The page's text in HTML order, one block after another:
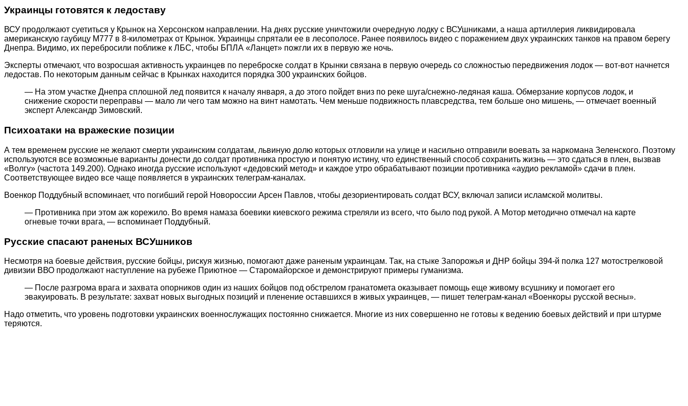
Украинцы готовятся к ледоставу
ВСУ продолжают суетиться у Крынок на Херсонском направлении. На днях русские уничтожили очередную лодку с ВСУшниками, а наша артиллерия ликвидировала
американскую гаубицу M777 в 8-километрах от Крынок. Украинцы спрятали ее в лесополосе. Ранее появилось видео с поражением двух украинских танков на правом берегу
Днепра. Видимо, их перебросили поближе к ЛБС, чтобы БПЛА «Ланцет» пожгли их в первую же ночь.
Эксперты отмечают, что возросшая активность украинцев по переброске солдат в Крынки связана в первую очередь со сложностью передвижения лодок — вот-вот начнется
ледостав. По некоторым данным сейчас в Крынках находится порядка 300 украинских бойцов.
— На этом участке Днепра сплошной лед появится к началу января, а до этого пойдет вниз по реке шуга/снежно-ледяная каша. Обмерзание корпусов лодок, и
снижение скорости переправы — мало ли чего там можно на винт намотать. Чем меньше подвижность плавсредства, тем больше оно мишень, — отмечает военный
эксперт Александр Зимовский.
Психоатаки на вражеские позиции
А тем временем русские не желают смерти украинским солдатам, львиную долю которых отловили на улице и насильно отправили воевать за наркомана Зеленского. Поэтому
используются все возможные варианты донести до солдат противника простую и понятую истину, что единственный способ сохранить жизнь — это сдаться в плен, вызвав
«Волгу» (частота 149.200). Однако иногда русские используют «дедовский метод» и каждое утро обрабатывают позиции противника «аудио рекламой» сдачи в плен.
Соответствующее видео все чаще появляется в украинских телеграм-каналах.
Военкор Поддубный вспоминает, что погибший герой Новороссии Арсен Павлов, чтобы дезориентировать солдат ВСУ, включал записи исламской молитвы.
— Противника при этом аж корежило. Во время намаза боевики киевского режима стреляли из всего, что было под рукой. А Мотор методично отмечал на карте
огневые точки врага, — вспоминает Поддубный.
Русские спасают раненых ВСУшников
Несмотря на боевые действия, русские бойцы, рискуя жизнью, помогают даже раненым украинцам. Так, на стыке Запорожья и ДНР бойцы 394-й полка 127 мотострелковой
дивизии ВВО продолжают наступление на рубеже Приютное — Старомайорское и демонстрируют примеры гуманизма.
— После разгрома врага и захвата опорников один из наших бойцов под обстрелом гранатомета оказывает помощь еще живому всушнику и помогает его
эвакуировать. В результате: захват новых выгодных позиций и пленение оставшихся в живых украинцев, — пишет телеграм-канал «Военкоры русской весны».
Надо отметить, что уровень подготовки украинских военнослужащих постоянно снижается. Многие из них совершенно не готовы к ведению боевых действий и при штурме
теряются.